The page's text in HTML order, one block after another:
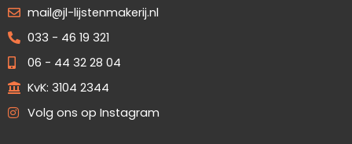
mail@jl-lijstenmakerij.nl
033 - 46 19 321
06 - 44 32 28 04
KvK: 3104 2344
Volg ons op Instagram